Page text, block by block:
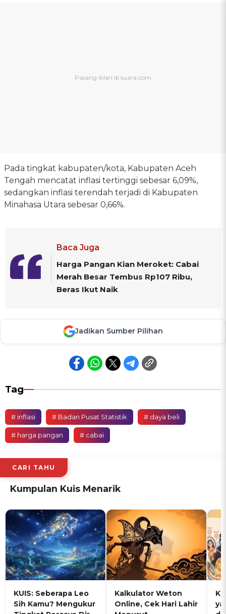
Pada tingkat kabupaten/kota, Kabupaten Aceh
Tengah mencatat inflasi tertinggi sebesar 6,09%,
sedangkan inflasi terendah terjadi di Kabupaten
Minahasa Utara sebesar 0,66%.
Baca Juga
Harga Pangan Kian Meroket: Cabai
Merah Besar Tembus Rp107 Ribu,
Beras Ikut Naik
Jadikan Sumber Pilihan
Tag
# inflasi # Badan Pusat Statistik # daya beli
# harga pangan # cabai
CARI TAHU
Kumpulan Kuis Menarik
KUIS: Seberapa Leo
Sih Kamu? Mengukur
Kalkulator Weton
Online, Cek Hari Lahir